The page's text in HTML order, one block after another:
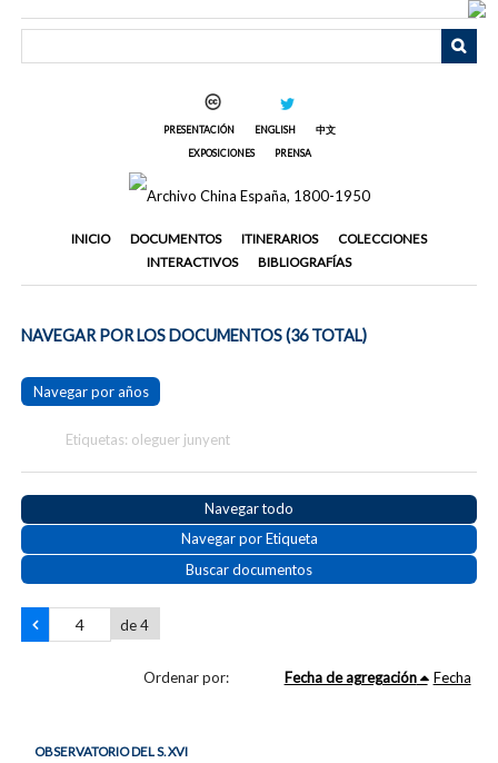
PRESENTACIÓN ENGLISH
中文
EXPOSICIONES
PRENSA
INICIO DOCUMENTOS ITINERARIOS
COLECCIONES
INTERACTIVOS
BIBLIOGRAFÍAS
NAVEGAR POR LOS DOCUMENTOS (36 TOTAL)
Navegar por años
Etiquetas: oleguer junyent
Navegar todo
Navegar por Etiqueta
Buscar documentos
de 4
Ordenar por: Fecha de agregación Fecha
OBSERVATORIO DEL S. XVI